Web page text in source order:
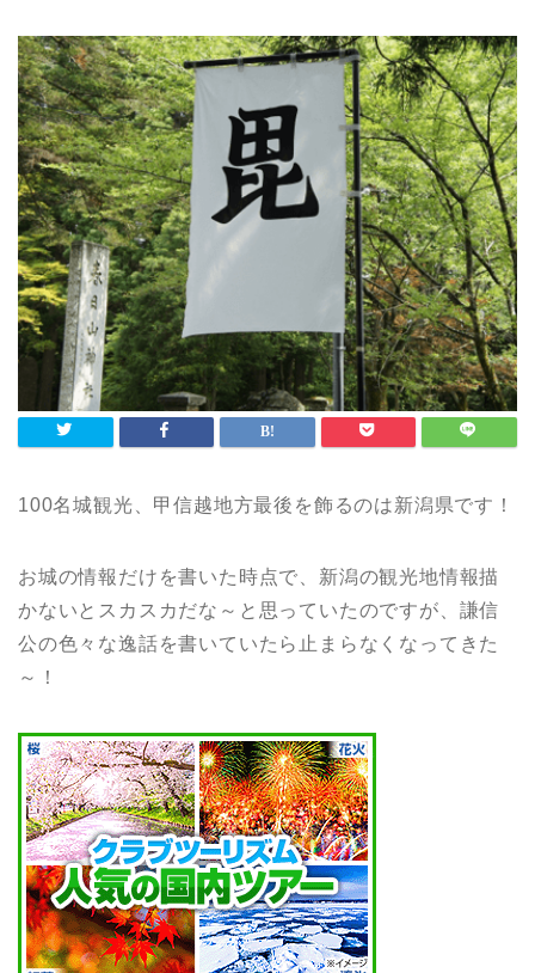
100名城観光、甲信越地方最後を飾るのは新潟県です！
お城の情報だけを書いた時点で、新潟の観光地情報描
かないとスカスカだな～と思っていたのですが、謙信
公の色々な逸話を書いていたら止まらなくなってきた
～！